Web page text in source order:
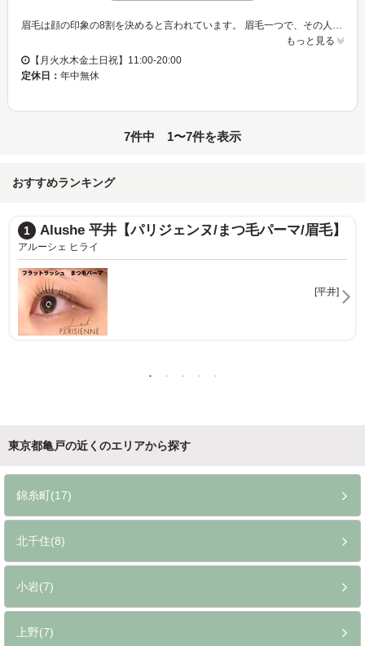
眉毛は顔の印象の8割を決めると言われています。 眉毛一つで、その人の雰囲気は、凛々しくもなり、優しくもなり、可愛くもなり、頼れる男らしくもなります。 私たちi’m （アイム） は、そんな重要なパーツである眉毛を、お客様の輪郭や自眉毛の特徴を活かして、似合う眉毛デザインをご提案いたします。 また、普段のメイクや、ファッション、なりたい雰囲気もお聞かせいただきながら、ご納得のいくデザインを、確かなアイブロウスキルで叶えさせて頂きます。 アイブロウデザインのエキスパートたちへ、是非一度ご相談下さい。 i’m（アイム）スタッフ一同、皆様のご来店を心からお待ちしております。
もっと見る
【月火水木金土日祝】11:00-20:00
定休日： 年中無休
7件中 1〜7件を表示
おすすめランキング
1 Alushe 平井【パリジェンヌ/まつ毛パーマ/眉毛】
アルーシェ ヒライ
[平井]
東京都亀戸の近くのエリアから探す
錦糸町(17)
北千住(8)
小岩(7)
上野(7)